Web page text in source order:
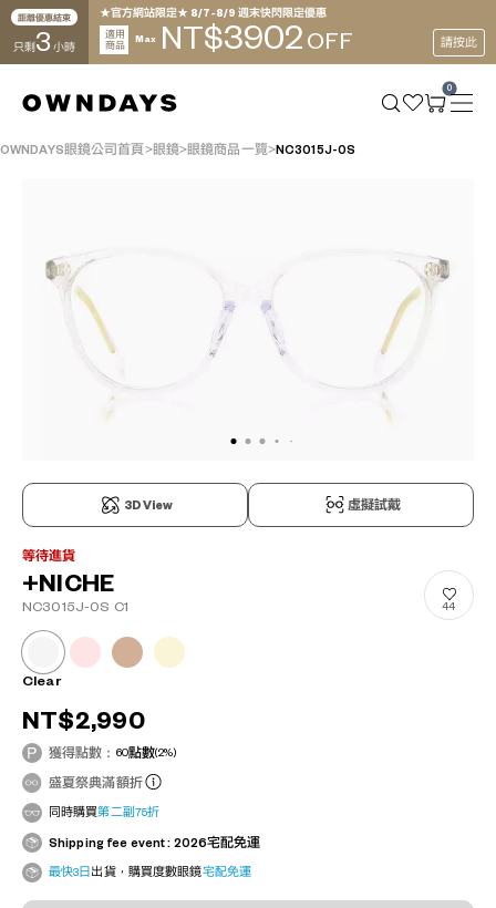
距離優惠結束
只剩 3 小時
★官方網站限定★ 8/7~8/9 週末快閃限定優惠
適用
商品
Max NT$3902 OFF 請按此
0
OWNDAYS眼鏡公司首頁 眼鏡 眼鏡商品一覽 NC3015J-0S
3D View 虛擬試戴
等待進貨
+NICHE
NC3015J-0S C1 44
Clear
NT$2,990
獲得點數： 60點數(2%)
盛夏祭典滿額折
同時購買第二副75折
Shipping fee event : 2026宅配免運
最快3日 出貨，購買度數眼鏡宅配免運